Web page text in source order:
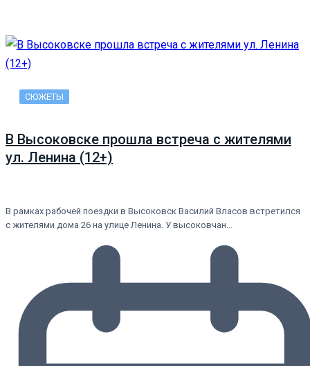
СЮЖЕТЫ
В Высоковске прошла встреча с жителями
ул. Ленина (12+)
В рамках рабочей поездки в Высоковск Василий Власов встретился
с жителями дома 26 на улице Ленина. У высоковчан…